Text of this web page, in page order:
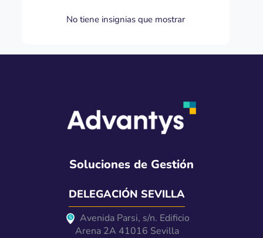
No tiene insignias que mostrar
Soluciones de Gestión
DELEGACIÓN SEVILLA
Avenida Parsi, s/n. Edificio
Arena 2A 41016 Sevilla